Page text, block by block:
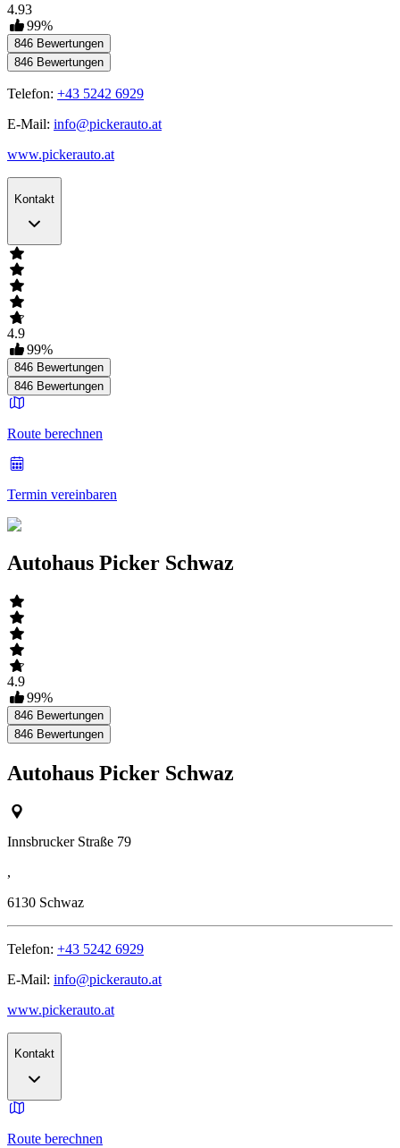
4.93
99%
846 Bewertungen
846 Bewertungen
Telefon: +43 5242 6929
E-Mail: info@pickerauto.at
www.pickerauto.at
Kontakt
4.9
99%
846 Bewertungen
846 Bewertungen
Route berechnen
Termin vereinbaren
Autohaus Picker Schwaz
4.9
99%
846 Bewertungen
846 Bewertungen
Autohaus Picker Schwaz
Innsbrucker Straße 79
,
6130 Schwaz
Telefon: +43 5242 6929
E-Mail: info@pickerauto.at
www.pickerauto.at
Kontakt
Route berechnen